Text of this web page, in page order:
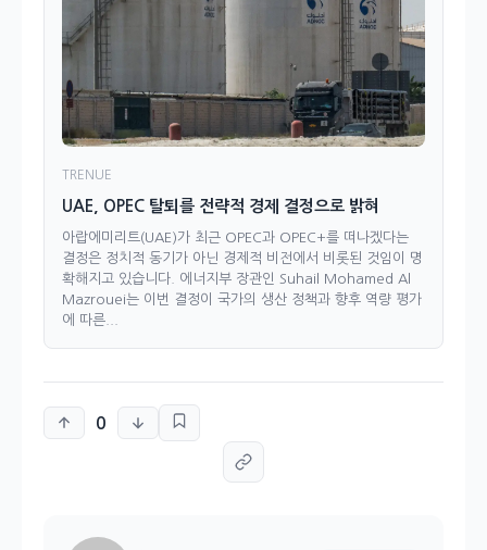
TRENUE
UAE, OPEC 탈퇴를 전략적 경제 결정으로 밝혀
아랍에미리트(UAE)가 최근 OPEC과 OPEC+를 떠나겠다는
결정은 정치적 동기가 아닌 경제적 비전에서 비롯된 것임이 명
확해지고 있습니다. 에너지부 장관인 Suhail Mohamed Al
Mazrouei는 이번 결정이 국가의 생산 정책과 향후 역량 평가
에 따른...
0